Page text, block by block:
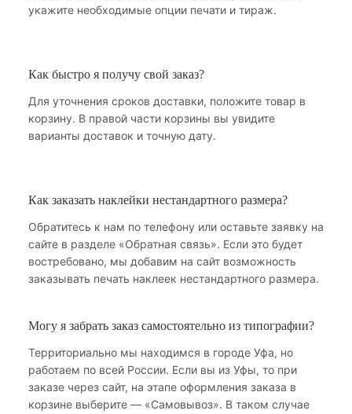
укажите необходимые опции печати и тираж.
Как быстро я получу свой заказ?
Для уточнения сроков доставки, положите товар в
корзину. В правой части корзины вы увидите
варианты доставок и точную дату.
Как заказать наклейки нестандартного размера?
Обратитесь к нам по телефону или оставьте заявку на
сайте в разделе «Обратная связь». Если это будет
востребовано, мы добавим на сайт возможность
заказывать печать наклеек нестандартного размера.
Могу я забрать заказ самостоятельно из типографии?
Территориально мы находимся в городе Уфа, но
работаем по всей России. Если вы из Уфы, то при
заказе через сайт, на этапе оформления заказа в
корзине выберите — «Самовывоз». В таком случае